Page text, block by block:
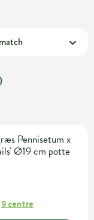
Pennisetum x
Ø19 cm potte
9 centre